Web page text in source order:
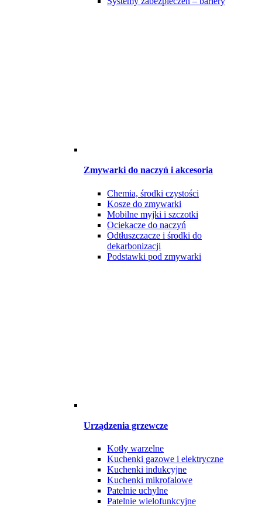
Zmywarki do naczyń i akcesoria
Chemia, środki czystości
Kosze do zmywarki
Mobilne myjki i szczotki
Ociekacze do naczyń
Odtłuszczacze i środki do
dekarbonizacji
Podstawki pod zmywarki
Urządzenia grzewcze
Kotły warzelne
Kuchenki gazowe i elektryczne
Kuchenki indukcyjne
Kuchenki mikrofalowe
Patelnie uchylne
Patelnie wielofunkcyjne